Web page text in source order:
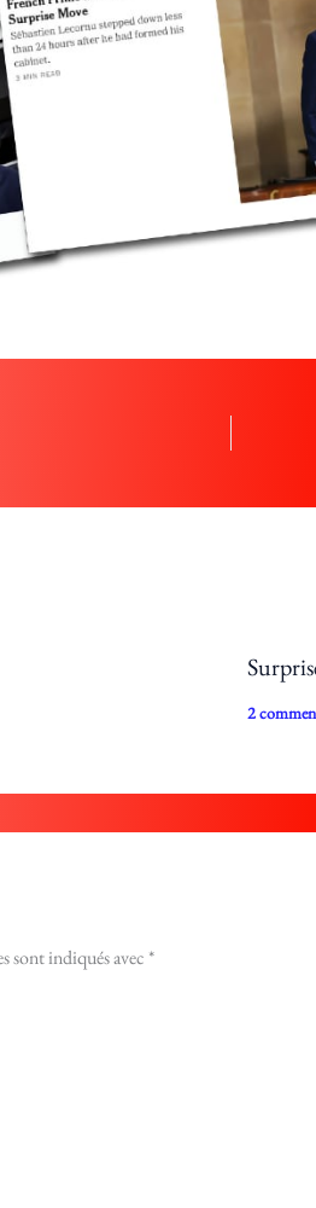
2
sont indiqués avec *